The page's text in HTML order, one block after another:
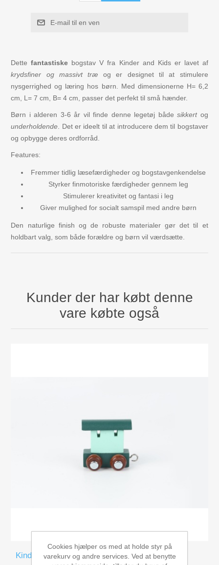
Biler, Tog, skibe
Legemad / køkken
Leg og lær
Puslespil i træ til børn
E-mail til en ven
Dettefantastiske bogstav V fra Kinder and Kids er lavet af
krydsfiner og massivt træ og er designet til at stimulere
nysgerrighed og læring hos børn. Med dimensionerne H= 6,2
cm, L= 7 cm, B= 4 cm, passer det perfekt til små hænder.
Børn i alderen 3-6 år vil finde denne legetøj bådesikkertog
underholdende . Det er ideelt til at introducere dem til bogstaver
og opbygge deres ordforråd.
Features:
Fremmer tidlig læsefærdigheder og bogstavgenkendelse
Styrker finmotoriske færdigheder gennem leg
Stimulerer kreativitet og fantasi i leg
Giver mulighed for socialt samspil med andre børn
Den naturlige finish og de robuste materialer gør det til et
holdbart valg, som både forældre og børn vil værdsætte.
Kunder der har købt denne
vare købte også
Kinder and Kids Navnetog togvogn, Arktisk blå
Cookies hjælper os med at holde styr på
varekurv og andre services. Ved at benytte